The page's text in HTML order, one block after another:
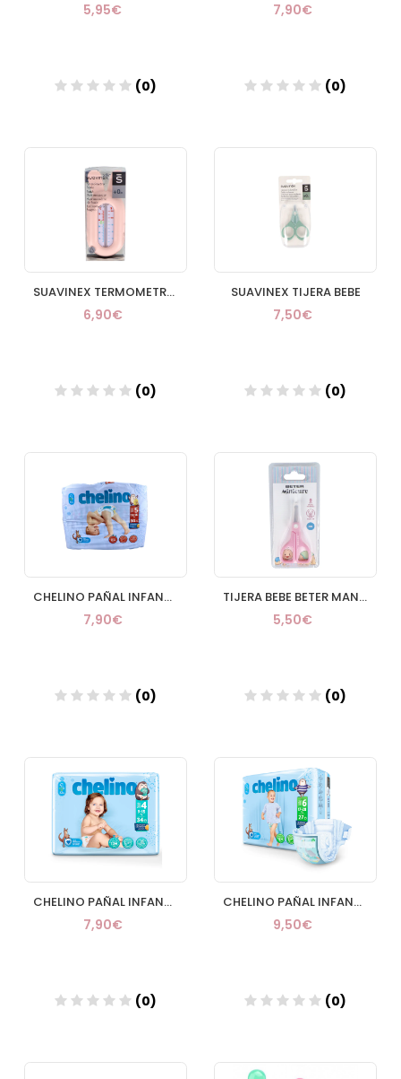
5,95€
(0)
7,90€
(0)
SUAVINEX TERMOMETRO BAÑO INFANTIL
6,90€
(0)
SUAVINEX TIJERA BEBE
7,50€
(0)
Añadir
CHELINO PAÑAL INFANTIL FASHION & LOVE T 5 (13
7,90€
(0)
TIJERA BEBE BETER MANGO PLASTICO 92 CM
5,50€
(0)
Añadir
CHELINO PAÑAL INFANTIL FASHION & LOVE T 4 (9
7,90€
(0)
CHELINO PAÑAL INFANTIL FASHION & LOVE T 6 (17
9,50€
(0)